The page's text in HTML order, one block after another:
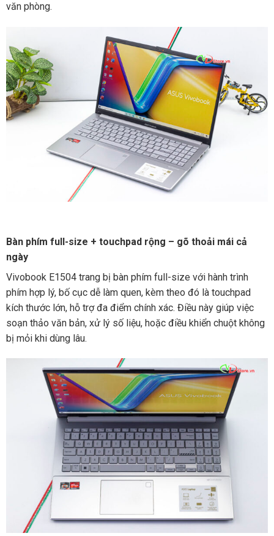
văn phòng.
Bàn phím full-size + touchpad rộng – gõ thoải mái cả
ngày
Vivobook E1504 trang bị bàn phím full-size với hành trình
phím hợp lý, bố cục dễ làm quen, kèm theo đó là touchpad
kích thước lớn, hỗ trợ đa điểm chính xác. Điều này giúp việc
soạn thảo văn bản, xử lý số liệu, hoặc điều khiển chuột không
bị mỏi khi dùng lâu.